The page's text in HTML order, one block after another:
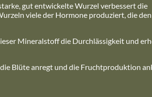
gut entwickelte Wurzel verbessert die
viele der Hormone produziert, die
Mineralstoff die Durchlässigkeit und
Blüte anregt und die Fruchtproduktion